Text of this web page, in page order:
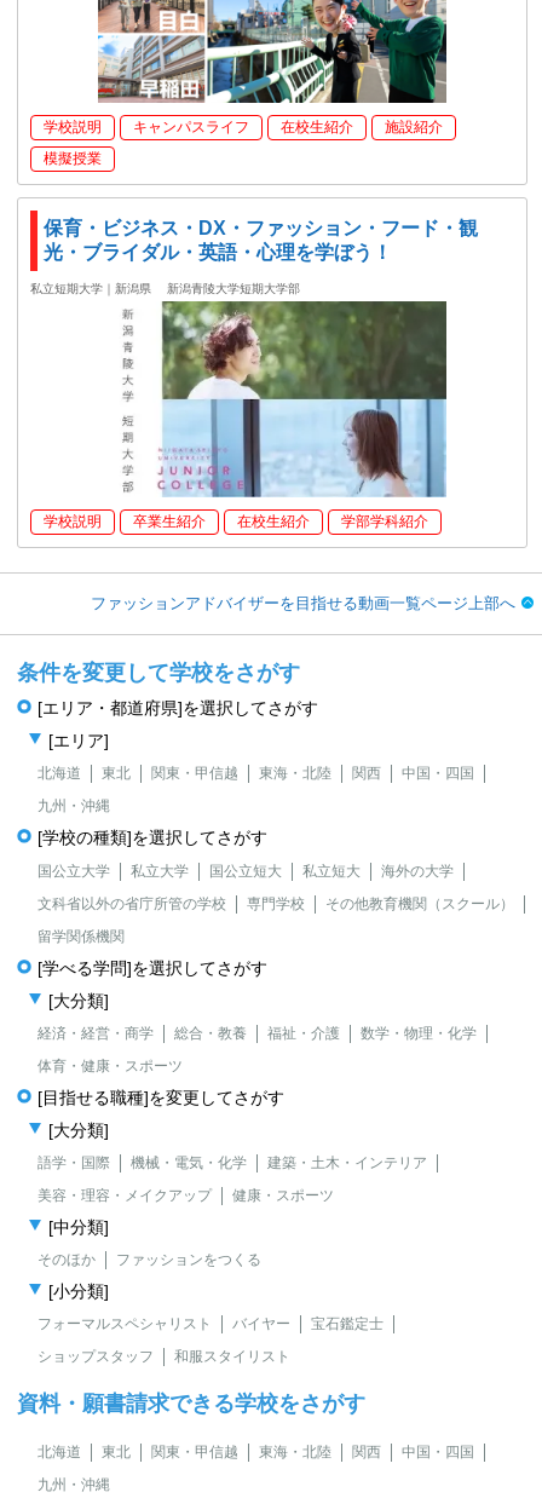
学校説明 キャンパスライフ 在校生紹介
施設紹介
模擬授業
保育・ビジネス・DX・ファッション・フード・観
光・ブライダル・英語・心理を学ぼう！
私立短期大学｜新潟県 新潟青陵大学短期大学部
学校説明 卒業生紹介 在校生紹介 学部学科紹介
ファッションアドバイザーを目指せる動画一覧ページ上部へ
条件を変更して学校をさがす
[エリア・都道府県]を選択してさがす
[エリア]
北海道 東北 関東・甲信越 東海・北陸 関西
中国・四国
九州・沖縄
[学校の種類]を選択してさがす
国公立大学 私立大学 国公立短大 私立短大
海外の大学
文科省以外の省庁所管の学校
専門学校
その他教育機関（スクール）
留学関係機関
[学べる学問]を選択してさがす
[大分類]
経済・経営・商学 総合・教養 福祉・介護
数学・物理・化学
体育・健康・スポーツ
[目指せる職種]を変更してさがす
[大分類]
語学・国際 機械・電気・化学
建築・土木・インテリア
美容・理容・メイクアップ
健康・スポーツ
[中分類]
そのほか ファッションをつくる
[小分類]
フォーマルスペシャリスト バイヤー
宝石鑑定士
ショップスタッフ
和服スタイリスト
資料・願書請求できる学校をさがす
北海道 東北 関東・甲信越 東海・北陸 関西
中国・四国
九州・沖縄